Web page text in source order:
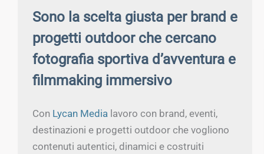
Sono la scelta giusta per brand e
progetti outdoor che cercano
fotografia sportiva d’avventura e
filmmaking immersivo
Con Lycan Media lavoro con brand, eventi,
destinazioni e progetti outdoor che vogliono
contenuti autentici, dinamici e costruiti